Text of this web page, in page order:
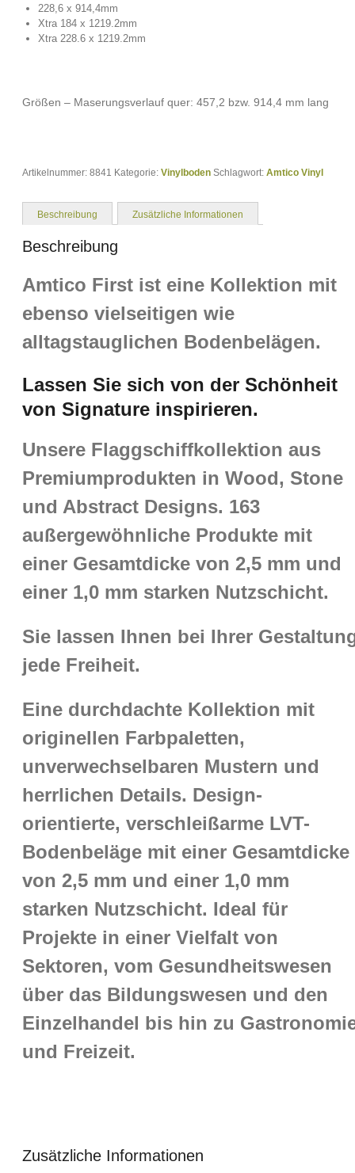
228,6 x 914,4mm
Xtra 184 x 1219.2mm
Xtra 228.6 x 1219.2mm
Größen – Maserungsverlauf quer: 457,2 bzw. 914,4 mm lang
Artikelnummer: 8841 Kategorie: Vinylboden Schlagwort: Amtico Vinyl
Beschreibung Zusätzliche Informationen
Beschreibung
Amtico First ist eine Kollektion mit
ebenso vielseitigen wie
alltagstauglichen Bodenbelägen.
Lassen Sie sich von der Schönheit
von Signature inspirieren.
Unsere Flaggschiffkollektion aus
Premiumprodukten in Wood, Stone
und Abstract Designs. 163
außergewöhnliche Produkte mit
einer Gesamtdicke von 2,5 mm und
einer 1,0 mm starken Nutzschicht.
Sie lassen Ihnen bei Ihrer
jede Freiheit.
Eine durchdachte Kollektion mit
originellen Farbpaletten,
unverwechselbaren Mustern und
herrlichen Details. Design-
orientierte, verschleißarme LVT-
Bodenbeläge mit einer Gesamtdicke
von 2,5 mm und einer 1,0 mm
starken Nutzschicht. Ideal für
Projekte in einer Vielfalt von
Sektoren, vom Gesundheitswesen
über das Bildungswesen und den
Einzelhandel bis hin zu
und Freizeit.
Zusätzliche Informationen